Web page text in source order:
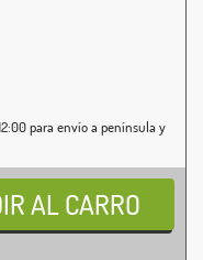
para envío a península y